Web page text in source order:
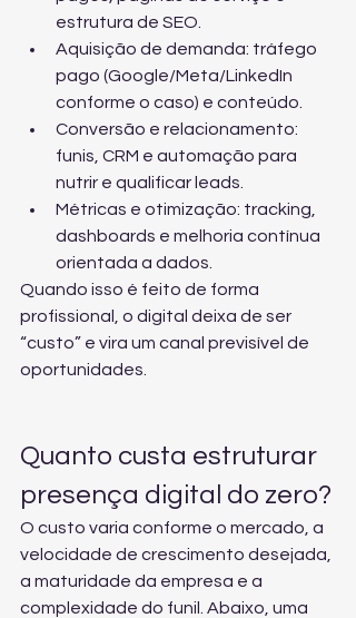
estrutura de SEO.
Aquisição de demanda: tráfego
pago (Google/Meta/LinkedIn
conforme o caso) e conteúdo.
Conversão e relacionamento:
funis, CRM e automação para
nutrir e qualificar leads.
Métricas e otimização: tracking,
dashboards e melhoria contínua
orientada a dados.
Quando isso é feito de forma
profissional, o digital deixa de ser
“custo” e vira um canal previsível de
oportunidades.
Quanto custa estruturar
presença digital do zero?
O custo varia conforme o mercado, a
velocidade de crescimento desejada,
a maturidade da empresa e a
complexidade do funil. Abaixo, uma